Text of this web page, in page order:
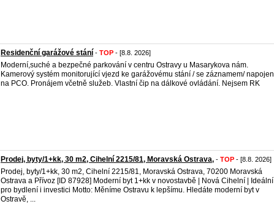
Residenční garážové stání - TOP - [8.8. 2026]
Moderní,suché a bezpečné parkování v centru Ostravy u Masarykova nám.
Kamerový systém monitorující vjezd ke garážovému stání / se záznamem/ napojen
na PCO. Pronájem včetně služeb. Vlastní čip na dálkové ovládání. Nejsem RK
Prodej, byty/1+kk, 30 m2, Cihelní 2215/81, Moravská Ostrava, - TOP - [8.8. 2026]
Prodej, byty/1+kk, 30 m2, Cihelní 2215/81, Moravská Ostrava, 70200 Moravská
Ostrava a Přívoz [ID 87928] Moderní byt 1+kk v novostavbě | Nová Cihelní | Ideální
pro bydlení i investici Motto: Měníme Ostravu k lepšímu. Hledáte moderní byt v
Ostravě, ...